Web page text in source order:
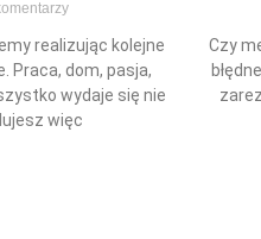
realizując kolejne
Praca, dom, pasja,
wydaje się nie
więc
Czy